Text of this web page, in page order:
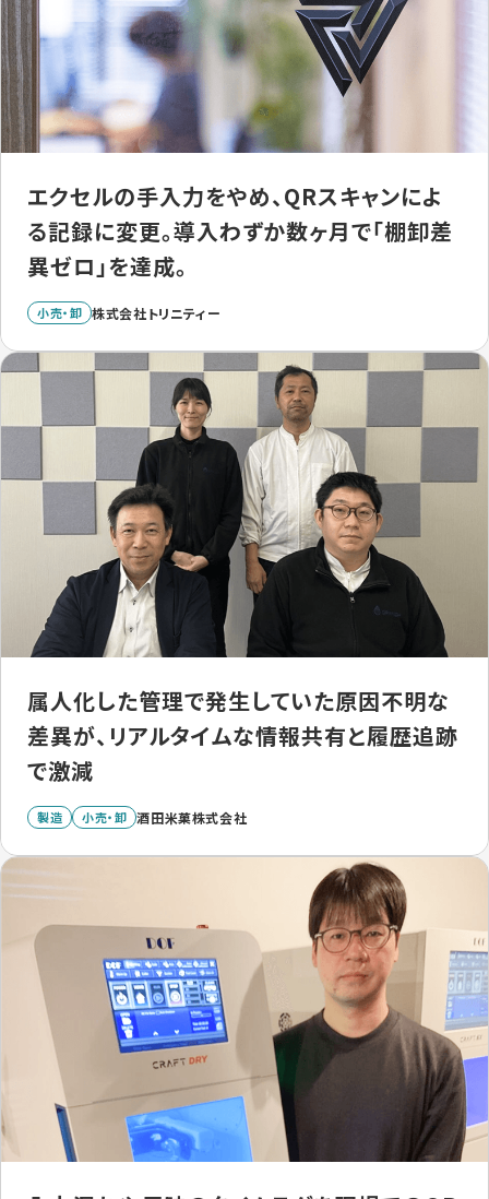
エクセルの手入力をやめ、QRスキャンによ
る記録に変更。導入わずか数ヶ月で「棚卸差
異ゼロ」を達成。
小売・卸 株式会社トリニティー
属人化した管理で発生していた原因不明な
差異が、リアルタイムな情報共有と履歴追跡
で激減
製造 小売・卸 酒田米菓株式会社